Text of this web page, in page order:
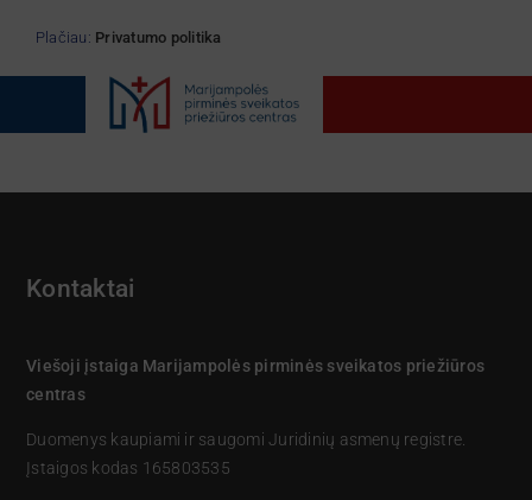
Plačiau: Privatumo politika
Kontaktai
Viešoji įstaiga Marijampolės pirminės sveikatos priežiūros
centras
Duomenys kaupiami ir saugomi Juridinių asmenų registre.
Įstaigos kodas 165803535